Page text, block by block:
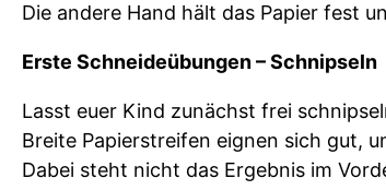
Die andere Hand hält das Papier fest
Erste Schneideübungen – Schnipseln
Lasst euer Kind zunächst frei
Breite Papierstreifen eignen sich gut,
Dabei steht nicht das Ergebnis im